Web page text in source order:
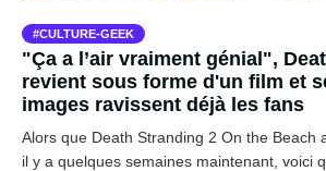
CULTURE-GEEK
"Ça a l’air vraiment génial",
revient sous forme d'un film et
images ravissent déjà les fans
Alors que Death Stranding 2 On the Beach
il y a quelques semaines maintenant, voici